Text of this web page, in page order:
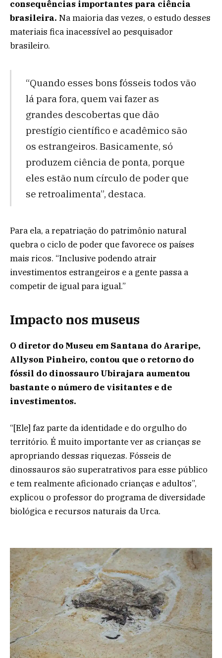
consequências importantes para ciência
brasileira. Na maioria das vezes, o estudo desses
materiais fica inacessível ao pesquisador
brasileiro.
“Quando esses bons fósseis todos vão
lá para fora, quem vai fazer as
grandes descobertas que dão
prestígio científico e acadêmico são
os estrangeiros. Basicamente, só
produzem ciência de ponta, porque
eles estão num círculo de poder que
se retroalimenta”, destaca.
Para ela, a repatriação do patrimônio natural
quebra o ciclo de poder que favorece os países
mais ricos. “Inclusive podendo atrair
investimentos estrangeiros e a gente passa a
competir de igual para igual.”
Impacto nos museus
O diretor do Museu em Santana do Araripe,
Allyson Pinheiro, contou que o retorno do
fóssil do dinossauro Ubirajara aumentou
bastante o número de visitantes e de
investimentos.
“[Ele] faz parte da identidade e do orgulho do
território. É muito importante ver as crianças se
apropriando dessas riquezas. Fósseis de
dinossauros são superatrativos para esse público
e tem realmente aficionado crianças e adultos”,
explicou o professor do programa de diversidade
biológica e recursos naturais da Urca.